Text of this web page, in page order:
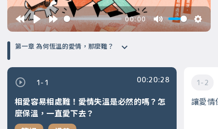
00:00
第一章 為何恆溫的愛情，那麼難？
1-1
相愛容易相處難！愛情失溫是必然的嗎？怎
麼保溫，一直愛下去？
00:20:28 1-2
讓愛情